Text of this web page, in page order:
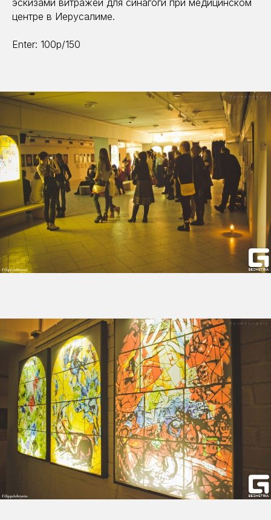
эскизами витражей для синагоги при медицинском
центре в Иерусалиме.
Enter: 100р/150